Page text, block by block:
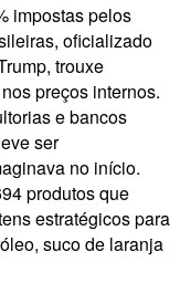
impostas pelos
oficializado
trouxe
preços internos.
e bancos
ser
no início.
produtos que
estratégicos para
suco de laranja